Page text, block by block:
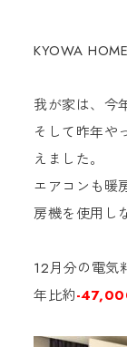
KYOWA
我が家は、今
そして昨年や
えました。
エアコンも暖
房機を使用し
12月分の電気
年比約-